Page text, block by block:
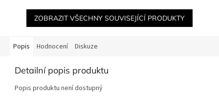
ZOBRAZIT VŠECHNY SOUVISEJÍCÍ PRODUKTY
Popis Hodnocení Diskuze
Detailní popis produktu
Popis produktu není dostupný